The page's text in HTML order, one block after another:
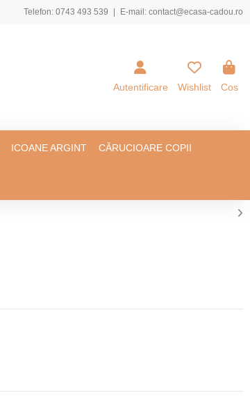
Telefon: 0743 493 539 E-mail: contact@ecasa-cadou.ro
Autentificare Wishlist Cos
ICOANE ARGINT CĂRUCIOARE COPII